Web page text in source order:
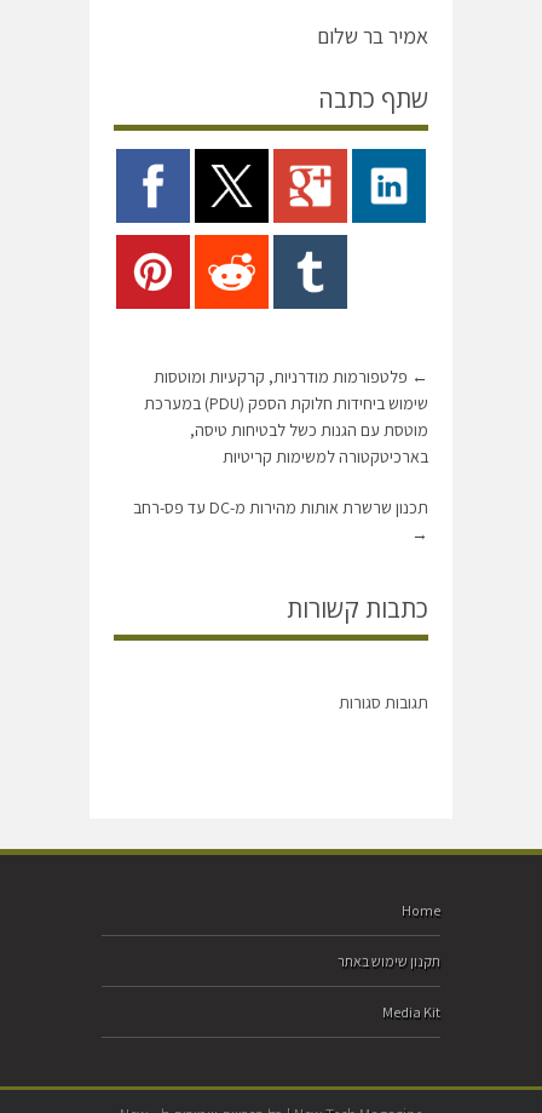
אמיר בר שלום
שתף כתבה
← פלטפורמות מודרניות, קרקעיות ומוטסות
שימוש ביחידות חלוקת הספק (PDU) במערכת
מוטסת עם הגנות כשל לבטיחות טיסה,
בארכיטקטורה למשימות קריטיות
תכנון שרשרת אותות מהירות מ-DC עד פס-רחב
→
כתבות קשורות
תגובות סגורות
Home
תקנון שימוש באתר
Media Kit